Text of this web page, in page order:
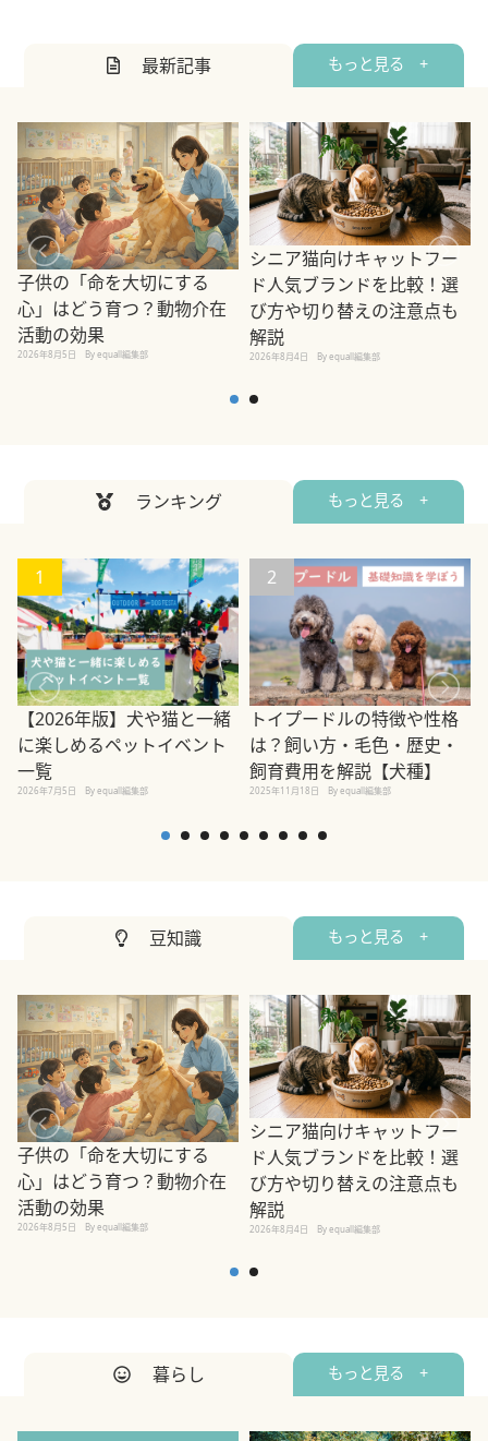
最新記事 もっと見る +
子供の「命を大切にする
心」はどう育つ？動物介在
活動の効果
2026年8月5日 By equall編集部
シニア猫向けキャットフー
ド人気ブランドを比較！選
び方や切り替えの注意点も
解説
2026年8月4日 By equall編集部
ランキング もっと見る +
1
【2026年版】犬や猫と一緒
に楽しめるペットイベント
一覧
2026年7月5日 By equall編集部
2
トイプードルの特徴や性格
は？飼い方・毛色・歴史・
飼育費用を解説【犬種】
2025年11月18日 By equall編集部
豆知識 もっと見る +
子供の「命を大切にする
心」はどう育つ？動物介在
活動の効果
2026年8月5日 By equall編集部
シニア猫向けキャットフー
ド人気ブランドを比較！選
び方や切り替えの注意点も
解説
2026年8月4日 By equall編集部
暮らし もっと見る +